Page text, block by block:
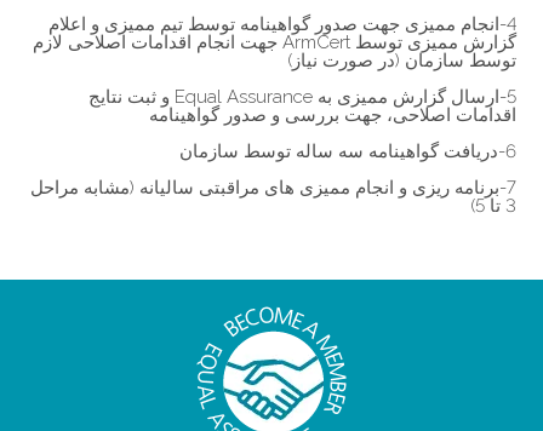
4-انجام ممیزی جهت صدور گواهینامه توسط تیم ممیزی و اعلام
گزارش ممیزی توسط ArmCert جهت انجام اقدامات اصلاحی لازم
توسط سازمان (در صورت نیاز)
5-ارسال گزارش ممیزی به Equal Assurance و ثبت نتایج
اقدامات اصلاحی، جهت بررسی و صدور گواهینامه
6-دریافت گواهینامه سه ساله توسط سازمان
7-برنامه ریزی و انجام ممیزی های مراقبتی سالیانه (مشابه مراحل
3 تا 5)